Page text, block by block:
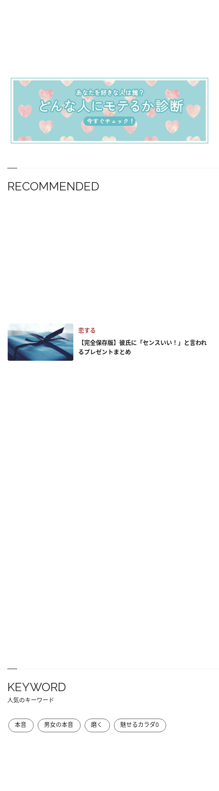
RECOMMENDED
恋する
【完全保存版】彼氏に「センスいい！」と言われ
るプレゼントまとめ
KEYWORD
人気のキーワード
本音 男女の本音 磨く 魅せるカラダ0